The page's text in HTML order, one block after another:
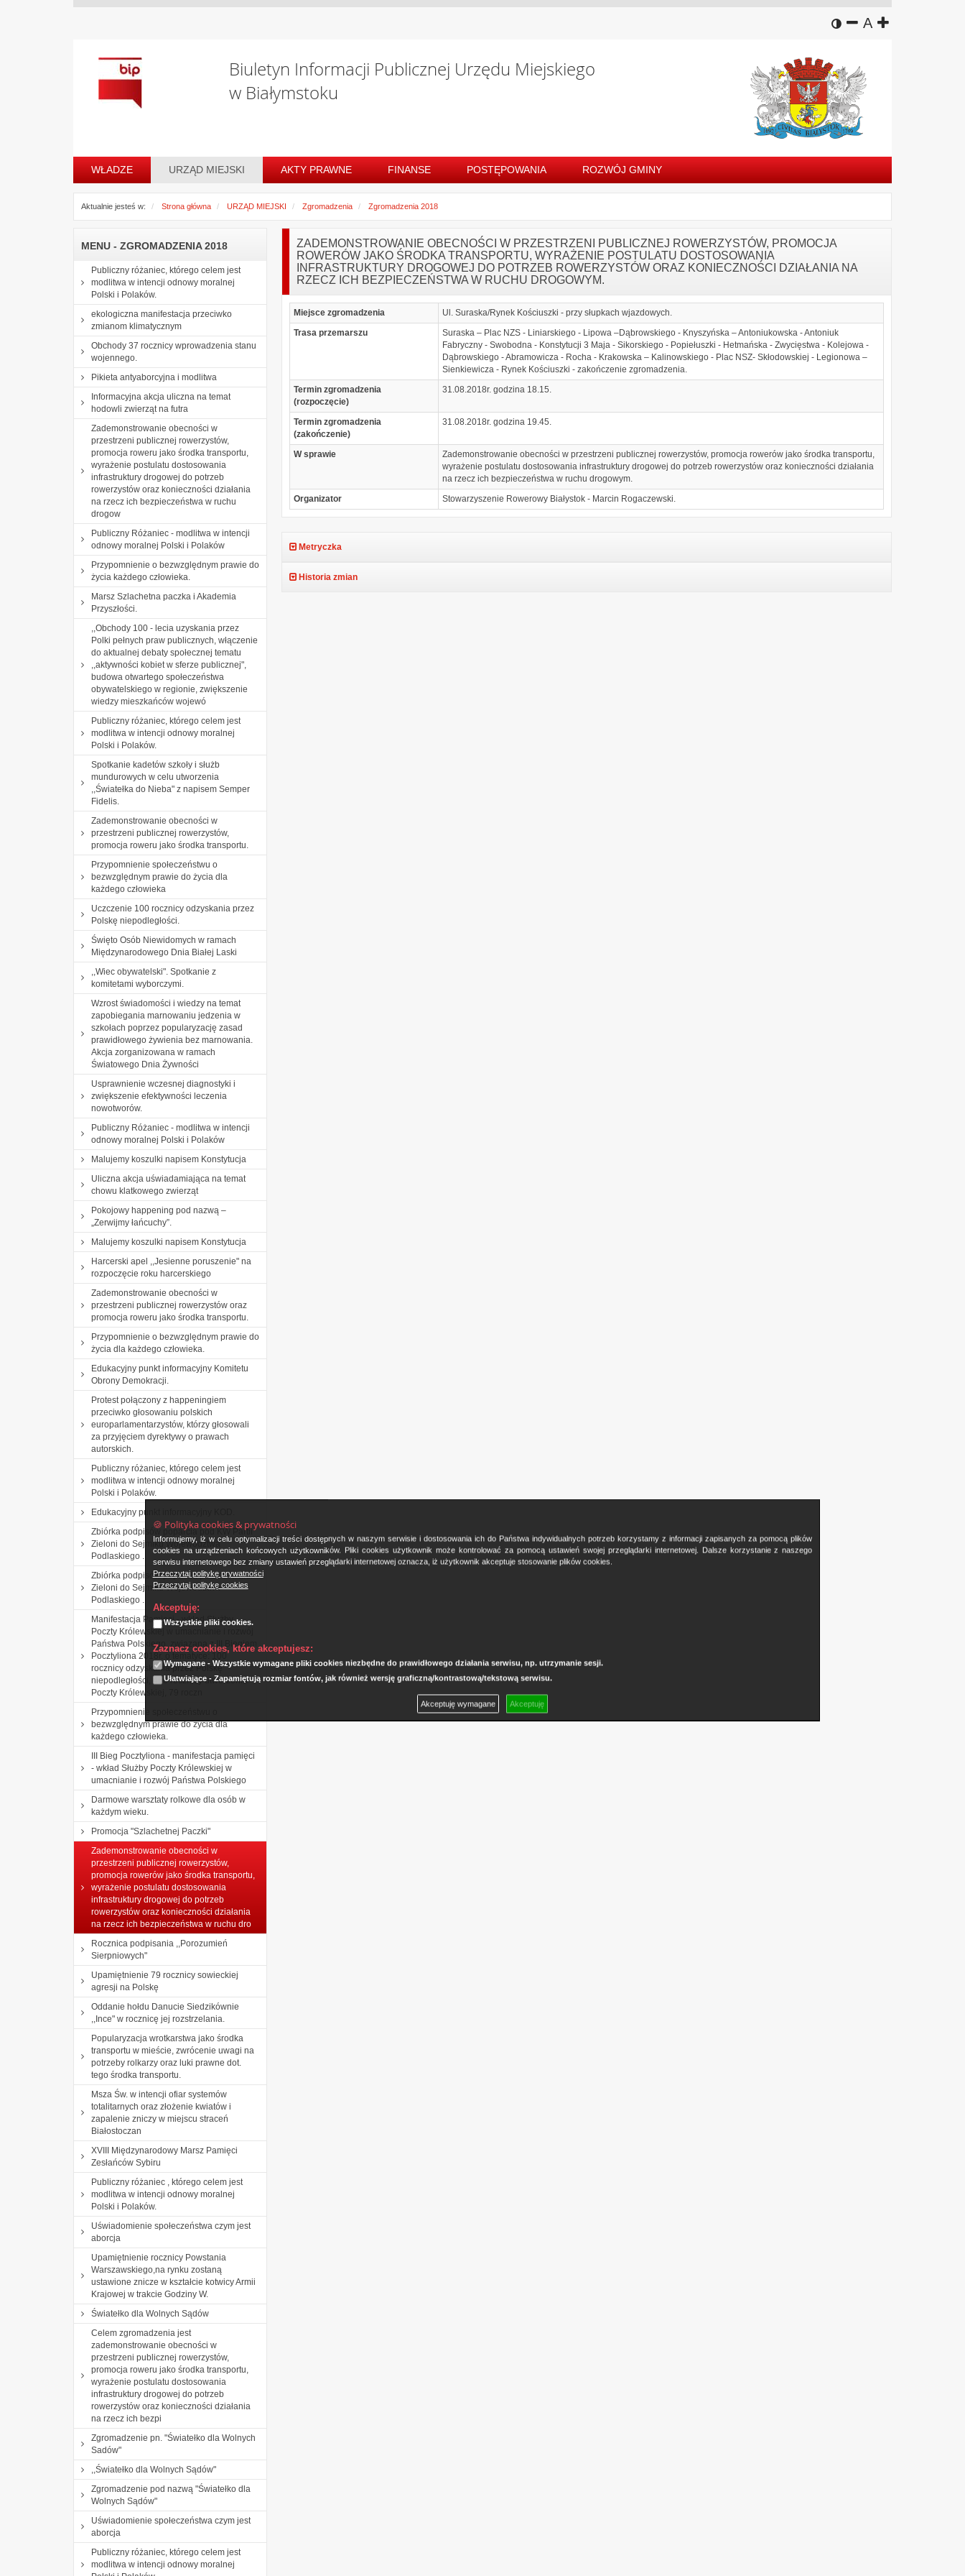
🍪 Polityka cookies & prywatności
Informujemy, iż w celu optymalizacji treści dostępnych w naszym serwisie i dostosowania ich do Państwa indywidualnych potrzeb korzystamy z informacji zapisanych za pomocą plików
cookies na urządzeniach końcowych użytkowników. Pliki cookies użytkownik może kontrolować za pomocą ustawień swojej przeglądarki internetowej. Dalsze korzystanie z naszego
serwisu internetowego bez zmiany ustawień przeglądarki internetowej oznacza, iż użytkownik akceptuje stosowanie plików cookies.
Przeczytaj politykę prywatności
Przeczytaj politykę cookies
Akceptuję:
Wszystkie pliki cookies.
Zaznacz cookies, które akceptujesz:
Wymagane - Wszystkie wymagane pliki cookies niezbędne do prawidłowego działania serwisu, np. utrzymanie sesji.
Ułatwiające - Zapamiętują rozmiar fontów, jak również wersję graficzną/kontrastową/tekstową serwisu.
Akceptuję wymagane Akceptuję
wersja kontrastowa
zmniejsz
Adomyślny
zwiększ
Biuletyn Informacji Publicznej Urzędu Miejskiego
w Białymstoku
WŁADZE URZĄD MIEJSKI AKTY PRAWNE FINANSE POSTĘPOWANIA ROZWÓJ GMINY
Aktualnie jesteś w: Strona główna URZĄD MIEJSKI Zgromadzenia Zgromadzenia 2018
MENU - ZGROMADZENIA 2018
Publiczny różaniec, którego celem jest
modlitwa w intencji odnowy moralnej
Polski i Polaków.
ekologiczna manifestacja przeciwko
zmianom klimatycznym
Obchody 37 rocznicy wprowadzenia stanu
wojennego.
Pikieta antyaborcyjna i modlitwa
Informacyjna akcja uliczna na temat
hodowli zwierząt na futra
Zademonstrowanie obecności w
przestrzeni publicznej rowerzystów,
promocja roweru jako środka transportu,
wyrażenie postulatu dostosowania
infrastruktury drogowej do potrzeb
rowerzystów oraz konieczności działania
na rzecz ich bezpieczeństwa w ruchu
drogow
Publiczny Różaniec - modlitwa w intencji
odnowy moralnej Polski i Polaków
Przypomnienie o bezwzględnym prawie do
życia każdego człowieka.
Marsz Szlachetna paczka i Akademia
Przyszłości.
,,Obchody 100 - lecia uzyskania przez
Polki pełnych praw publicznych, włączenie
do aktualnej debaty społecznej tematu
,,aktywności kobiet w sferze publicznej",
budowa otwartego społeczeństwa
obywatelskiego w regionie, zwiększenie
wiedzy mieszkańców wojewó
Publiczny różaniec, którego celem jest
modlitwa w intencji odnowy moralnej
Polski i Polaków.
Spotkanie kadetów szkoły i służb
mundurowych w celu utworzenia
,,Światełka do Nieba" z napisem Semper
Fidelis.
Zademonstrowanie obecności w
przestrzeni publicznej rowerzystów,
promocja roweru jako środka transportu.
Przypomnienie społeczeństwu o
bezwzględnym prawie do życia dla
każdego człowieka
Uczczenie 100 rocznicy odzyskania przez
Polskę niepodległości.
Święto Osób Niewidomych w ramach
Międzynarodowego Dnia Białej Laski
,,Wiec obywatelski". Spotkanie z
komitetami wyborczymi.
Wzrost świadomości i wiedzy na temat
zapobiegania marnowaniu jedzenia w
szkołach poprzez popularyzację zasad
prawidłowego żywienia bez marnowania.
Akcja zorganizowana w ramach
Światowego Dnia Żywności
Usprawnienie wczesnej diagnostyki i
zwiększenie efektywności leczenia
nowotworów.
Publiczny Różaniec - modlitwa w intencji
odnowy moralnej Polski i Polaków
Malujemy koszulki napisem Konstytucja
Uliczna akcja uświadamiająca na temat
chowu klatkowego zwierząt
Pokojowy happening pod nazwą –
„Zerwijmy łańcuchy”.
Malujemy koszulki napisem Konstytucja
Harcerski apel ,,Jesienne poruszenie" na
rozpoczęcie roku harcerskiego
Zademonstrowanie obecności w
przestrzeni publicznej rowerzystów oraz
promocja roweru jako środka transportu.
Przypomnienie o bezwzględnym prawie do
życia dla każdego człowieka.
Edukacyjny punkt informacyjny Komitetu
Obrony Demokracji.
Protest połączony z happeningiem
przeciwko głosowaniu polskich
europarlamentarzystów, którzy głosowali
za przyjęciem dyrektywy o prawach
autorskich.
Publiczny różaniec, którego celem jest
modlitwa w intencji odnowy moralnej
Polski i Polaków.
Edukacyjny punkt informacyjny KOD.
Zbiórka podpisów poparcia pod KW Partii
Zieloni do Sejmiku Województwa
Podlaskiego .
Zbiórka podpisów poparcia pod KW Partii
Zieloni do Sejmiku Województwa
Podlaskiego .
Manifestacja Pamięci - wkład Służby
Poczty Królewskiej w umacnianie i rozwój
Państwa Polskiego, związana z III Biegiem
Pocztyliona 2018r. o tematyce: 100
rocznicy odzyskania przez Polskę
niepodległości, 460 rocznicy utworzenia
Poczty Królewskiej, 79 roczn
Przypomnienie społeczeństwu o
bezwzględnym prawie do życia dla
każdego człowieka.
III Bieg Pocztyliona - manifestacja pamięci
- wkład Służby Poczty Królewskiej w
umacnianie i rozwój Państwa Polskiego
Darmowe warsztaty rolkowe dla osób w
każdym wieku.
Promocja "Szlachetnej Paczki"
Zademonstrowanie obecności w
przestrzeni publicznej rowerzystów,
promocja rowerów jako środka transportu,
wyrażenie postulatu dostosowania
infrastruktury drogowej do potrzeb
rowerzystów oraz konieczności działania
na rzecz ich bezpieczeństwa w ruchu dro
Rocznica podpisania ,,Porozumień
Sierpniowych"
Upamiętnienie 79 rocznicy sowieckiej
agresji na Polskę
Oddanie hołdu Danucie Siedzikównie
,,Ince" w rocznicę jej rozstrzelania.
Popularyzacja wrotkarstwa jako środka
transportu w mieście, zwrócenie uwagi na
potrzeby rolkarzy oraz luki prawne dot.
tego środka transportu.
Msza Św. w intencji ofiar systemów
totalitarnych oraz złożenie kwiatów i
zapalenie zniczy w miejscu straceń
Białostoczan
XVIII Międzynarodowy Marsz Pamięci
Zesłańców Sybiru
Publiczny różaniec , którego celem jest
modlitwa w intencji odnowy moralnej
Polski i Polaków.
Uświadomienie społeczeństwa czym jest
aborcja
Upamiętnienie rocznicy Powstania
Warszawskiego,na rynku zostaną
ustawione znicze w kształcie kotwicy Armii
Krajowej w trakcie Godziny W.
Światełko dla Wolnych Sądów
Celem zgromadzenia jest
zademonstrowanie obecności w
przestrzeni publicznej rowerzystów,
promocja roweru jako środka transportu,
wyrażenie postulatu dostosowania
infrastruktury drogowej do potrzeb
rowerzystów oraz konieczności działania
na rzecz ich bezpi
Zgromadzenie pn. "Światełko dla Wolnych
Sadów"
,,Światełko dla Wolnych Sądów"
Zgromadzenie pod nazwą "Światełko dla
Wolnych Sądów"
Uświadomienie społeczeństwa czym jest
aborcja
Publiczny różaniec, którego celem jest
modlitwa w intencji odnowy moralnej
ZADEMONSTROWANIE OBECNOŚCI W PRZESTRZENI PUBLICZNEJ ROWERZYSTÓW, PROMOCJA
ROWERÓW JAKO ŚRODKA TRANSPORTU, WYRAŻENIE POSTULATU DOSTOSOWANIA
INFRASTRUKTURY DROGOWEJ DO POTRZEB ROWERZYSTÓW ORAZ KONIECZNOŚCI DZIAŁANIA NA
RZECZ ICH BEZPIECZEŃSTWA W RUCHU DROGOWYM.
Miejsce zgromadzenia
Ul. Suraska/Rynek Kościuszki - przy słupkach wjazdowych.
Trasa przemarszu
Suraska – Plac NZS - Liniarskiego - Lipowa –Dąbrowskiego - Knyszyńska – Antoniukowska - Antoniuk
Fabryczny - Swobodna - Konstytucji 3 Maja - Sikorskiego - Popiełuszki - Hetmańska - Zwycięstwa - Kolejowa -
Dąbrowskiego - Abramowicza - Rocha - Krakowska – Kalinowskiego - Plac NSZ- Skłodowskiej - Legionowa –
Sienkiewicza - Rynek Kościuszki - zakończenie zgromadzenia.
Termin zgromadzenia
(rozpoczęcie)
31.08.2018r. godzina 18.15.
Termin zgromadzenia
(zakończenie)
31.08.2018r. godzina 19.45.
W sprawie
Zademonstrowanie obecności w przestrzeni publicznej rowerzystów, promocja rowerów jako środka transportu,
wyrażenie postulatu dostosowania infrastruktury drogowej do potrzeb rowerzystów oraz konieczności działania
na rzecz ich bezpieczeństwa w ruchu drogowym.
Organizator
Stowarzyszenie Rowerowy Białystok - Marcin Rogaczewski.
Metryczka
Historia zmian